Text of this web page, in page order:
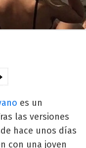
es un
las versiones
hace unos días
con una joven